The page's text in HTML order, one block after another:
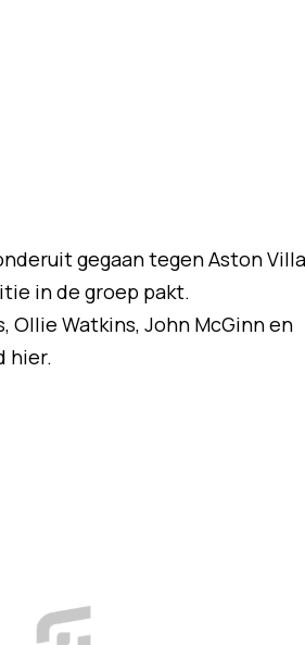
gegaan tegen Aston
in de groep pakt.
Ollie Watkins, John McGinn en
hier.